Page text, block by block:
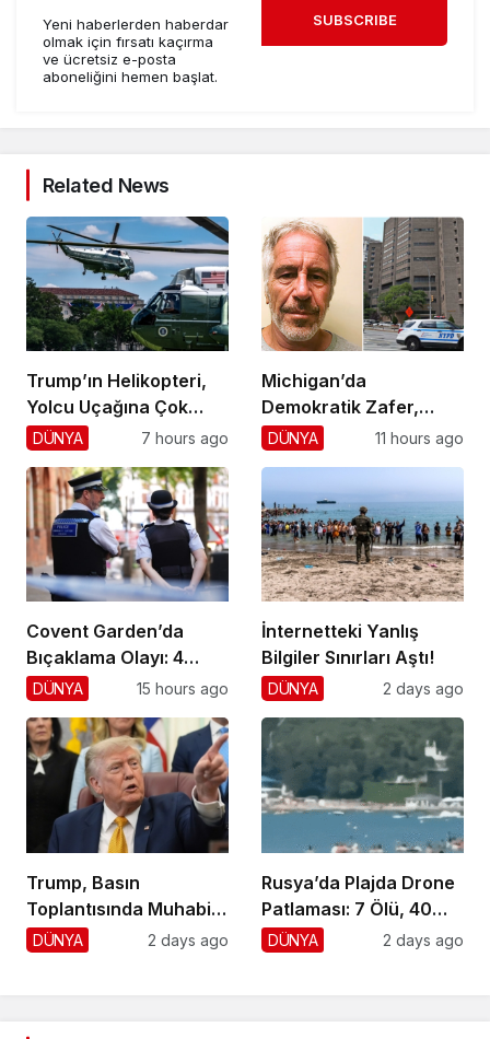
Yeni haberlerden haberdar
olmak için fırsatı kaçırma
ve ücretsiz e-posta
aboneliğini hemen başlat.
SUBSCRIBE
Related News
Trump’ın Helikopteri,
Yolcu Uçağına Çok
Yaklaştı!
DÜNYA 7 hours ago
Michigan’da
Demokratik Zafer,
Cumhuriyetçilere
DÜNYA 11 hours ago
Covent Garden’da
Bıçaklama Olayı: 4
Yaralı, 1 Gözaltı
DÜNYA 15 hours ago
İnternetteki Yanlış
Bilgiler Sınırları Aştı!
DÜNYA 2 days ago
Trump, Basın
Toplantısında Muhabiri
Fena Yerden Aldı
DÜNYA 2 days ago
Rusya’da Plajda Drone
Patlaması: 7 Ölü, 40
Yaralı
DÜNYA 2 days ago